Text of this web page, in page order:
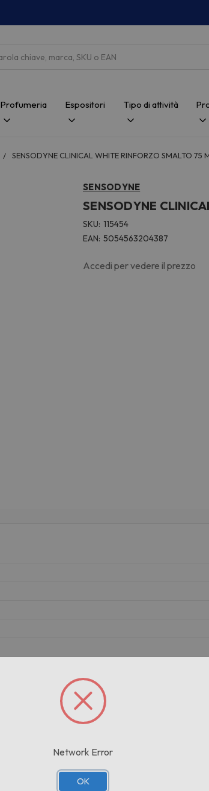
Profumeria Espositori Tipo di attività
SENSODYNE CLINICAL WHITE RINFORZO SMALTO 75
SENSODYNE
SENSODYNE
SKU: 115454
EAN: 5054563204387
Accedi per vedere il prezzo
Prodotti correlati
Network Error
OK